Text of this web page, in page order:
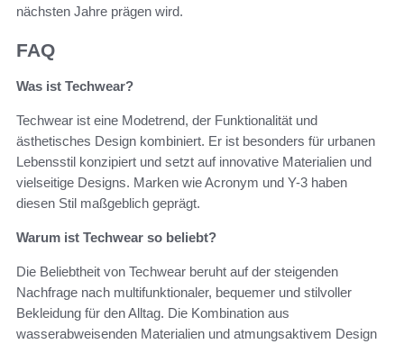
nächsten Jahre prägen wird.
FAQ
Was ist Techwear?
Techwear ist eine Modetrend, der Funktionalität und
ästhetisches Design kombiniert. Er ist besonders für urbanen
Lebensstil konzipiert und setzt auf innovative Materialien und
vielseitige Designs. Marken wie Acronym und Y-3 haben
diesen Stil maßgeblich geprägt.
Warum ist Techwear so beliebt?
Die Beliebtheit von Techwear beruht auf der steigenden
Nachfrage nach multifunktionaler, bequemer und stilvoller
Bekleidung für den Alltag. Die Kombination aus
wasserabweisenden Materialien und atmungsaktivem Design